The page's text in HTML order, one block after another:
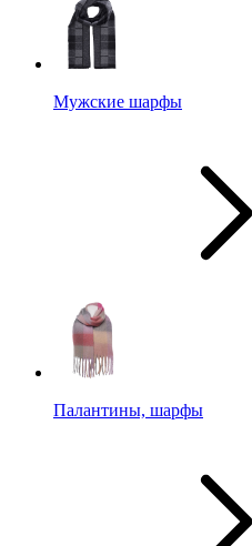
Мужские шарфы
Палантины, шарфы